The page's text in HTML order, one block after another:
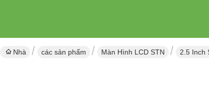
Nhà các sản phẩm Màn Hình LCD STN 2.5 Inch